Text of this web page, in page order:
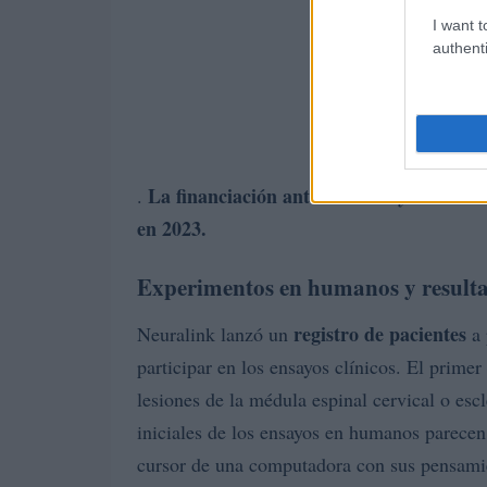
I want
. La financiación anterior incluye205
en 2023.
Experimentos en humanos y
Neuralink lanzó un registro de pacientes
participar en los ensayos clínicos. El primer
lesiones de la médula espinal cervical o
iniciales de los ensayos en humanos
cursor de una computadora con sus